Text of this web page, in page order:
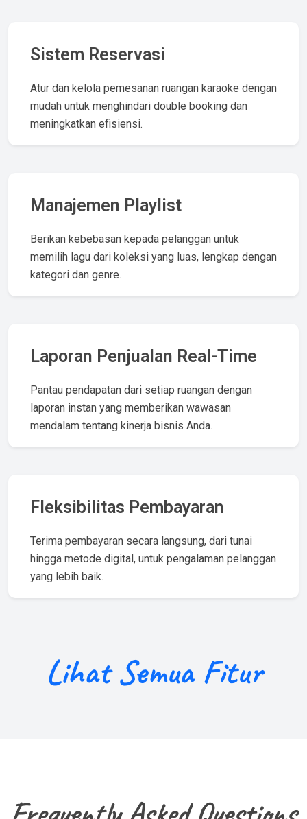
Sistem Reservasi
Atur dan kelola pemesanan ruangan karaoke dengan
mudah untuk menghindari double booking dan
meningkatkan efisiensi.
Manajemen Playlist
Berikan kebebasan kepada pelanggan untuk
memilih lagu dari koleksi yang luas, lengkap dengan
kategori dan genre.
Laporan Penjualan Real-Time
Pantau pendapatan dari setiap ruangan dengan
laporan instan yang memberikan wawasan
mendalam tentang kinerja bisnis Anda.
Fleksibilitas Pembayaran
Terima pembayaran secara langsung, dari tunai
hingga metode digital, untuk pengalaman pelanggan
yang lebih baik.
Lihat Semua Fitur